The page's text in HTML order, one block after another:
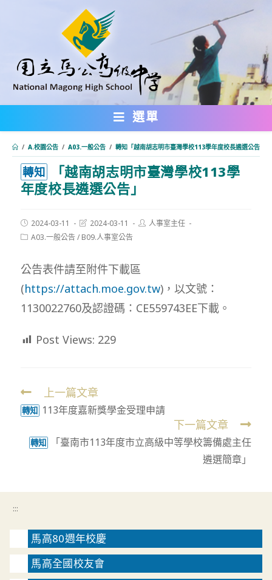
內
選單
/ A.校園公告 / A03.一般公告 / 轉知「越南胡志明市臺灣學校113學年度校長遴選公告」
轉知
「越南胡志明市臺灣學校113學
年度校長遴選公告」
Post
published:
2024-03-11
Post
modified:
2024-03-11
Post人事室主任
PostA03.一般公告/ B09.人事室公告
公告表件請至附件下載區
(https://attach.moe.gov.tw)，以文號：
1130022760及認證碼：CE559743EE下載。
Post Views: 229
Read
more
上一篇文章
轉知 113年度嘉新獎學金受理申請
下一篇文章
轉知
「臺南市113年度市立高級中等學校籌備處主任
遴選簡章」
:::
馬高80週年校慶
馬高全國校友會